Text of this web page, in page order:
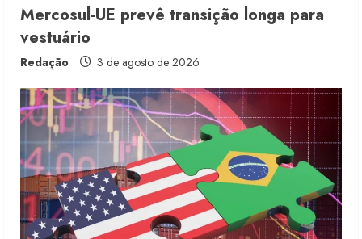
Mercosul-UE prevê transição longa para
vestuário
Redação 3 de agosto de 2026
2
Moda vende US$63,7 bilhões em
produtos licenciados
6 de agosto de 2026